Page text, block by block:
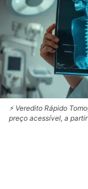
⚡ Veredito Rápido
preço acessível, a